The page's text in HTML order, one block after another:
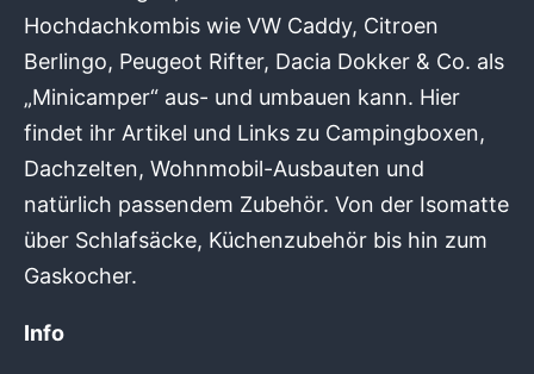
Hochdachkombis wie VW Caddy, Citroen
Berlingo, Peugeot Rifter, Dacia Dokker & Co. als
„Minicamper“ aus- und umbauen kann. Hier
findet ihr Artikel und Links zu Campingboxen,
Dachzelten, Wohnmobil-Ausbauten und
natürlich passendem Zubehör. Von der Isomatte
über Schlafsäcke, Küchenzubehör bis hin zum
Gaskocher.
Info